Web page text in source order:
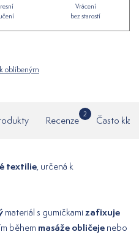
Vrácení
bez starostí
oblíbeným
Recenze
2
Často
textilie, určená k
materiál s gumičkami zafixuje
během masáže obličeje nebo